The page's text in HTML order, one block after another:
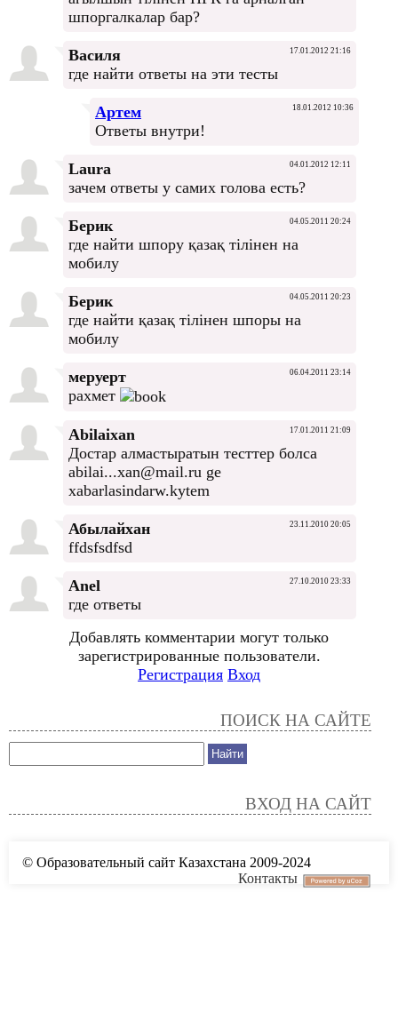
шпоргалкалар бар?
Василя 17.01.2012 21:16
где найти ответы на эти тесты
Артем 18.01.2012 10:36
Ответы внутри!
Laura 04.01.2012 12:11
зачем ответы у самих голова есть?
Берик 04.05.2011 20:24
где найти шпору қазақ тілінен на
мобилу
Берик 04.05.2011 20:23
где найти қазақ тілінен шпоры на
мобилу
меруерт 06.04.2011 23:14
рахмет
Abilaixan 17.01.2011 21:09
Достар алмастыратын тесттер болса
abilai...xan@mail.ru ge
xabarlasindarw.kytem
Абылайхан 23.11.2010 20:05
ffdsfsdfsd
Anel 27.10.2010 23:33
где ответы
Добавлять комментарии могут только
зарегистрированные пользователи.
Регистрация Вход
ПОИСК НА САЙТЕ
ВХОД НА САЙТ
© Образовательный сайт Казахстана 2009-2024
Контакты